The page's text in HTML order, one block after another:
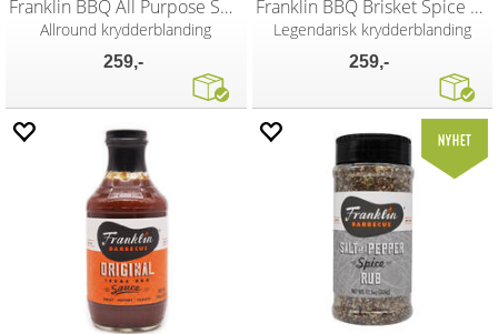
Franklin BBQ All Purpose Spice Rub 326g
Allround krydderblanding
259,-
Franklin BBQ Brisket Spice Rub 326g
Legendarisk krydderblanding
259,-